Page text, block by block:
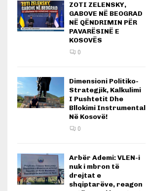
ZOTI ZELENSKY,
GABOVE NË BEOGRAD
NË QËNDRIMIN PËR
PAVARËSINË E
KOSOVËS
0
Dimensioni Politiko-
Strategjik, Kalkulimi
I Pushtetit Dhe
Bllokimi Instrumental
Në Kosovë!
0
Arbër Ademi: VLEN-i
nuk i mbron të
drejtat e
shqiptarëve, reagon